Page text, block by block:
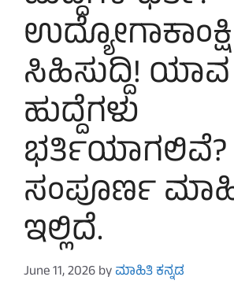
ಸಿಹಿಸುದ್ದಿ! ಯಾವ
ಹುದ್ದೆಗಳು
ಭರ್ತಿಯಾಗಲಿವೆ?
ಸಂಪೂರ್ಣ
ಇಲ್ಲಿದೆ.
June 11, 2026byಮಾಹಿತಿ ಕನ್ನಡ